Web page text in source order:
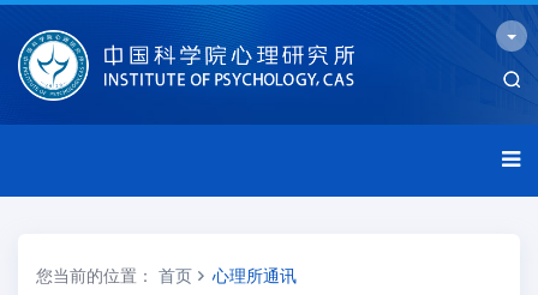
您当前的位置： 首页 心理所通讯